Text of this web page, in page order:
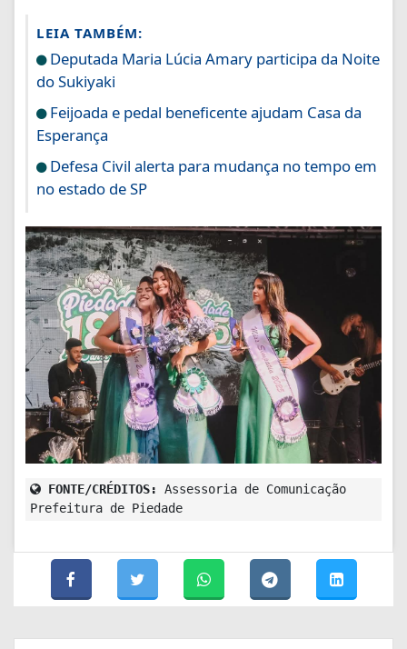
LEIA TAMBÉM:
Deputada Maria Lúcia Amary participa da Noite
do Sukiyaki
Feijoada e pedal beneficente ajudam Casa da
Esperança
Defesa Civil alerta para mudança no tempo em
no estado de SP
FONTE/CRÉDITOS:
Assessoria de Comunicação
Prefeitura de Piedade